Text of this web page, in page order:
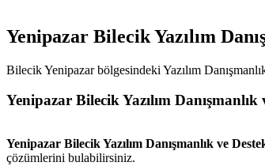
Yenipazar Bilecik Yazılım
Bilecik Yenipazar bölgesindeki Yazılım
Yenipazar Bilecik Yazılım
Yenipazar Bilecik Yazılım Danışmanlık ve
çözümlerini bulabilirsiniz.